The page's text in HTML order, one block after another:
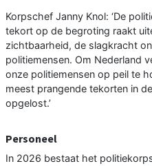
Korpschef Janny Knol: ‘De
tekort op de begroting raakt
zichtbaarheid, de slagkracht
politiemensen. Om Nederland
onze politiemensen op peil te
meest prangende tekorten in
opgelost.’
Personeel
In 2026 bestaat het